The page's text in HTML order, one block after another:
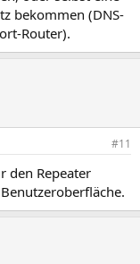
bekommen (DNS-
Router).
#11
den Repeater